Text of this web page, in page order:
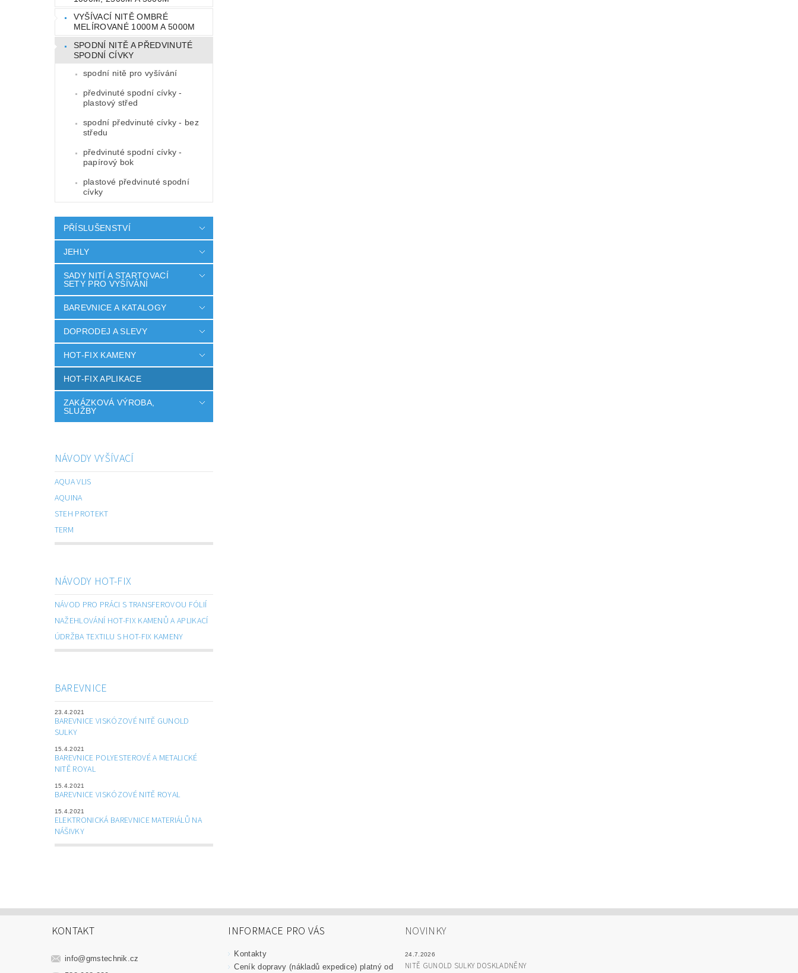
VYŠÍVACÍ NITĚ OMBRÉ
MELÍROVANÉ 1000M A 5000M
SPODNÍ NITĚ A PŘEDVINUTÉ
SPODNÍ CÍVKY
spodní nitě pro vyšívání
předvinuté spodní cívky -
plastový střed
spodní předvinuté cívky - bez
středu
předvinuté spodní cívky -
papírový bok
plastové předvinuté spodní
cívky
PŘÍSLUŠENSTVÍ
JEHLY
SADY NITÍ A STARTOVACÍ
SETY PRO VYŠÍVÁNÍ
BAREVNICE A KATALOGY
DOPRODEJ A SLEVY
HOT-FIX KAMENY
HOT-FIX APLIKACE
ZAKÁZKOVÁ VÝROBA,
SLUŽBY
NÁVODY VYŠÍVACÍ
AQUA VLIS
AQUINA
STEH PROTEKT
TERM
NÁVODY HOT-FIX
NÁVOD PRO PRÁCI S TRANSFEROVOU FÓLIÍ
NAŽEHLOVÁNÍ HOT-FIX KAMENŮ A APLIKACÍ
ÚDRŽBA TEXTILU S HOT-FIX KAMENY
BAREVNICE
23.4.2021
BAREVNICE VISKÓZOVÉ NITĚ GUNOLD
SULKY
15.4.2021
BAREVNICE POLYESTEROVÉ A METALICKÉ
NITĚ ROYAL
15.4.2021
BAREVNICE VISKÓZOVÉ NITĚ ROYAL
15.4.2021
ELEKTRONICKÁ BAREVNICE MATERIÁLŮ NA
NÁŠIVKY
KONTAKT
info@gmstechnik.cz
INFORMACE PRO VÁS
Kontakty
Ceník dopravy (nákladů expedice) platný od
NOVINKY
24.7.2026
NITĚ GUNOLD SULKY DOSKLADNĚNY